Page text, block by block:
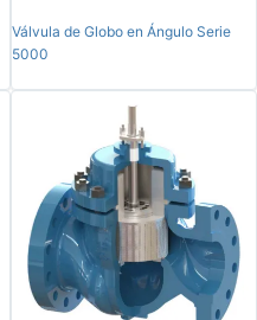
Válvula de Globo en Ángulo Serie
5000